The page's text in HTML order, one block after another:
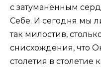
с затуманенным
Себе. И сегодня мы
так милостив,
снисхождения, что
столетия в столетие